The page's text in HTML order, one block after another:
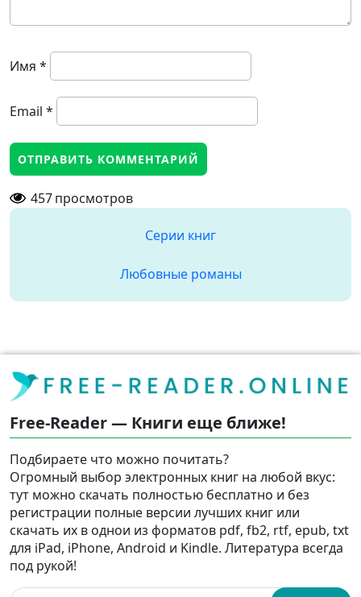
Имя *
Email *
457просмотров
Серии книг
Любовные романы
Free-Reader — Книги еще ближе!
Подбираете что можно почитать?
Огромный выбор электронных книг на любой вкус:
тут можно скачать полностью бесплатно и без
регистрации полные версии лучших книг или
скачать их в однои из форматов pdf, fb2, rtf, epub, txt
для iPad, iPhone, Android и Kindle. Литература всегда
под рукой!